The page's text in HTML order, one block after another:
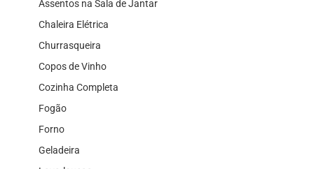
Assentos na Sala de Jantar
Chaleira Elétrica
Churrasqueira
Copos de Vinho
Cozinha Completa
Fogão
Forno
Geladeira